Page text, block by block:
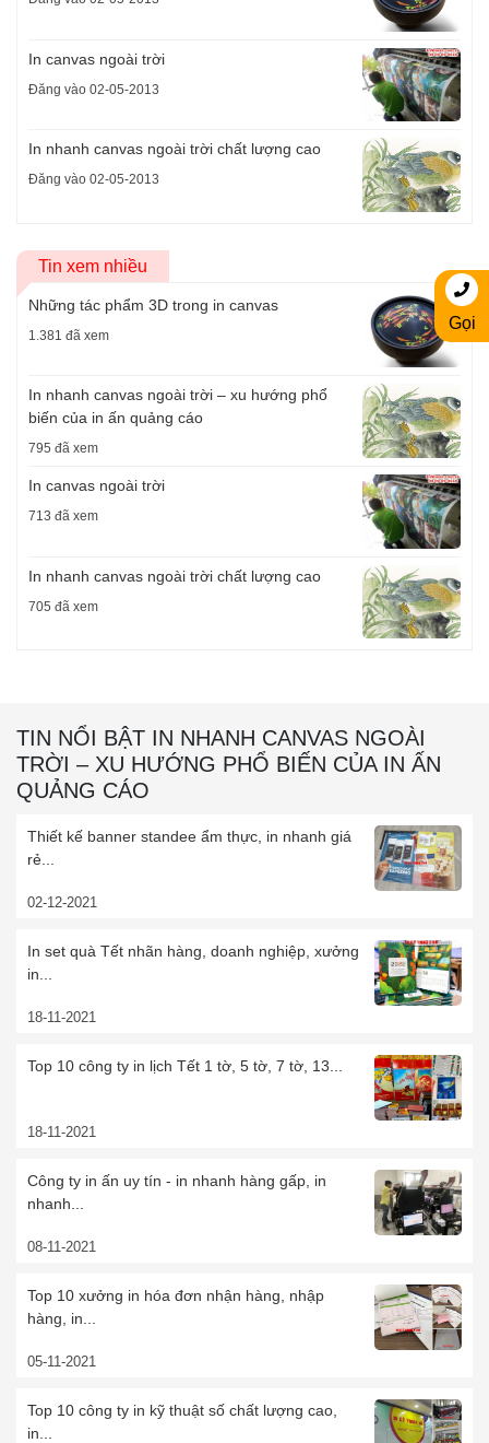
In canvas ngoài trời
Đăng vào 02-05-2013
In nhanh canvas ngoài trời chất lượng cao
Đăng vào 02-05-2013
Tin xem nhiều
Những tác phẩm 3D trong in canvas
1.381 đã xem
In nhanh canvas ngoài trời – xu hướng phổ
biến của in ấn quảng cáo
795 đã xem
In canvas ngoài trời
713 đã xem
In nhanh canvas ngoài trời chất lượng cao
705 đã xem
TIN NỔI BẬT IN NHANH CANVAS NGOÀI
TRỜI – XU HƯỚNG PHỔ BIẾN CỦA IN ẤN
QUẢNG CÁO
Thiết kế banner standee ẩm thực, in nhanh giá
rẻ...
02-12-2021
In set quà Tết nhãn hàng, doanh nghiệp, xưởng
in...
18-11-2021
Top 10 công ty in lịch Tết 1 tờ, 5 tờ, 7 tờ, 13...
18-11-2021
Công ty in ấn uy tín - in nhanh hàng gấp, in
nhanh...
08-11-2021
Top 10 xưởng in hóa đơn nhận hàng, nhập
hàng, in...
05-11-2021
Top 10 công ty in kỹ thuật số chất lượng cao,
in...
Gọi